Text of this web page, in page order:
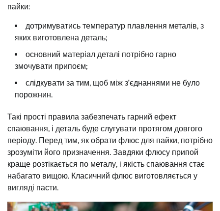
пайки:
дотримуватись температур плавлення металів, з
яких виготовлена деталь;
основний матеріал деталі потрібно гарно
змочувати припоєм;
слідкувати за тим, щоб між з’єднаннями не було
порожнин.
Такі прості правила забезпечать гарний ефект
спаювання, і деталь буде слугувати протягом довгого
періоду. Перед тим, як обрати флюс для пайки, потрібно
зрозуміти його призначення. Завдяки флюсу припой
краще розтікається по металу, і якість спаювання стає
набагато вищою. Класичний флюс виготовляється у
вигляді пасти.